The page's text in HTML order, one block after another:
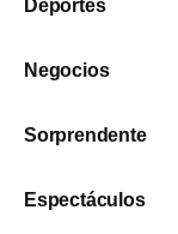
Deportes
Negocios
Sorprendente
Espectáculos